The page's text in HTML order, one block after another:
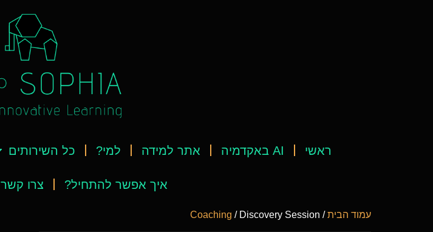
ראשי AI באקדמיה אתר למידה למי? כל השירותים
איך אפשר להתחיל? צרו קשר
עמוד הבית/
Coaching / Discovery Session